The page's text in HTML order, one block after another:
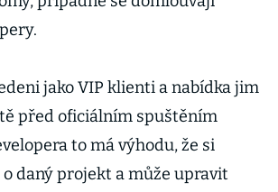
jako VIP klienti a nabídka jim
před oficiálním spuštěním
to má výhodu, že si
daný projekt a může upravit